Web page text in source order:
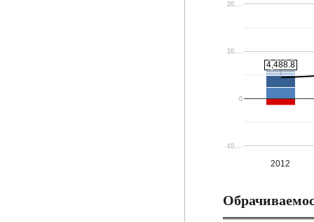
2012
-10,…
0
10,…
20,…
4,488.8
4,488.8